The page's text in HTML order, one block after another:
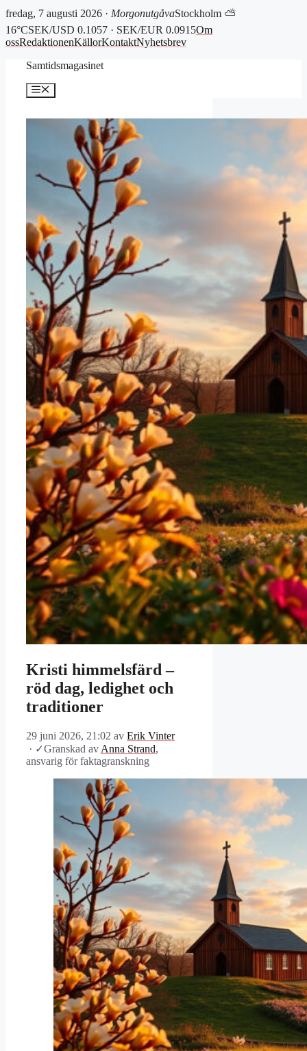
fredag, 7 augusti 2026 · MorgonutgåvaStockholm ⛅
16°CSEK/USD 0.1057 · SEK/EUR 0.0915Om
ossRedaktionenKällorKontaktNyhetsbrev
Samtidsmagasinet
Meny
Kristi himmelsfärd –
röd dag, ledighet och
traditioner
29 juni 2026, 21:02 av Erik Vinter
· ✓Granskad av Anna Strand,
ansvarig för faktagranskning